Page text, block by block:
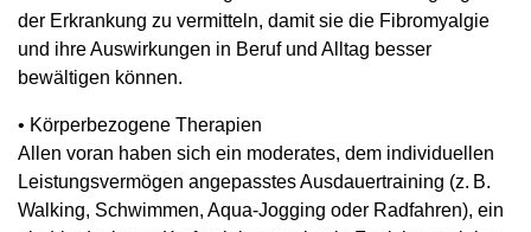
der Erkrankung zu vermitteln, damit sie die Fibromyalgie
und ihre Auswirkungen in Beruf und Alltag besser
bewältigen können.
• Körperbezogene Therapien
Allen voran haben sich ein moderates, dem individuellen
Leistungsvermögen angepasstes Ausdauertraining (z. B.
Walking, Schwimmen, Aqua-Jogging oder Radfahren), ein